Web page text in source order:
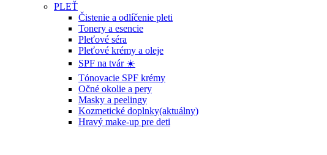
PLEŤ
Čistenie a odlíčenie pleti
Tonery a esencie
Pleťové séra
Pleťové krémy a oleje
SPF na tvár ☀️
Tónovacie SPF krémy
Očné okolie a pery
Masky a peelingy
Kozmetické doplnky(aktuálny)
Hravý make-up pre deti